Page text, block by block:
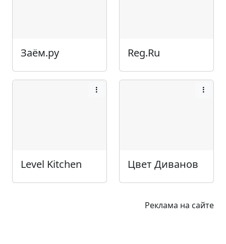
Заём.ру Reg.Ru
Level Kitchen Цвет Диванов
Реклама на сайте